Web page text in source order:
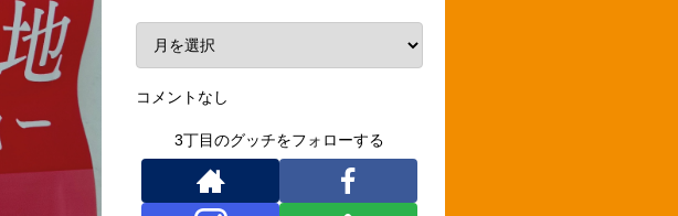
コメントなし
3丁目のグッチをフォローする